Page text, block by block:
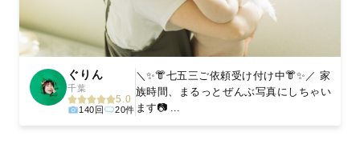
ぐりん
千葉
5.0
140回 20件
＼✨️👘七五三ご依頼受け付け中👘✨️／ 家
族時間、まるっとぜんぶ写真にしちゃい
ます📷 ...